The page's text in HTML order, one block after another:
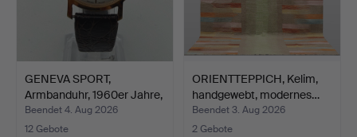
GENEVA SPORT,
Armbanduhr, 1960er Jahre,
Ha…
Beendet 4. Aug 2026
12 Gebote
ORIENTTEPPICH, Kelim,
handgewebt, modernes…
Beendet 3. Aug 2026
2 Gebote